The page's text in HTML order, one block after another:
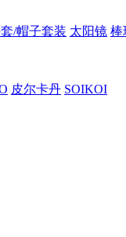
/帽子套装 太阳镜 棒
皮尔卡丹 SOIKOI